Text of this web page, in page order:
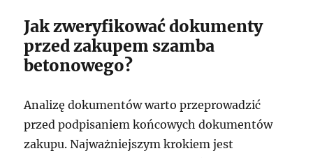
Jak zweryfikować dokumenty
przed zakupem szamba
betonowego?
Analizę dokumentów warto przeprowadzić
przed podpisaniem końcowych dokumentów
zakupu. Najważniejszym krokiem jest